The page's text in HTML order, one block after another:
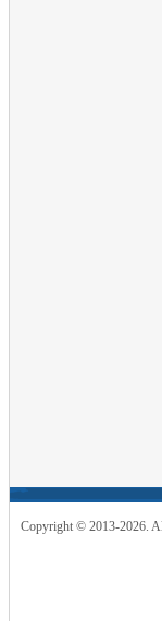
Copyright © 2013-2026.